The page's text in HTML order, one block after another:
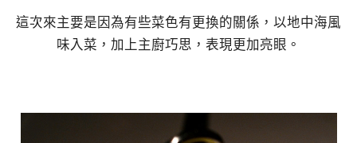
這次來主要是因為有些菜色有更換的關係，以地中海風
味入菜，加上主廚巧思，表現更加亮眼。